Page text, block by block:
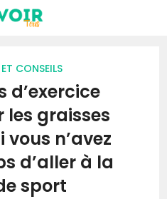
CONSEILS
d’exercice
les graisses
n’avez
d’aller à la
sport